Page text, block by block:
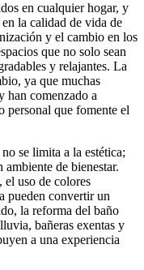
en cualquier hogar, y
la calidad de vida de
y el cambio en los
que no solo sean
y relajantes. La
ya que muchas
han comenzado a
personal que fomente el
se limita a la estética;
de bienestar.
el uso de colores
pueden convertir un
la reforma del baño
bañeras exentas y
a una experiencia